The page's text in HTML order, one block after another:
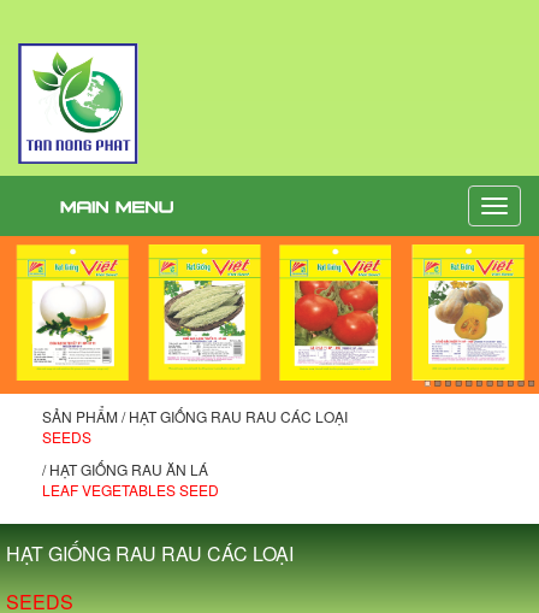
Toggle
SẢN PHẨM / HẠT GIỐNG RAU RAU CÁC LOẠI
SEEDS
/ HẠT GIỐNG RAU ĂN LÁ
LEAF VEGETABLES SEED
HẠT GIỐNG RAU RAU CÁC LOẠI
SEEDS